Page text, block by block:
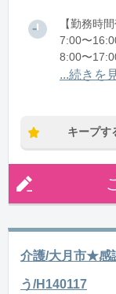
【勤務時
7:00〜
8:00〜
12:00〜
...続きを
キープす
介護/大月市★感
う/H140117